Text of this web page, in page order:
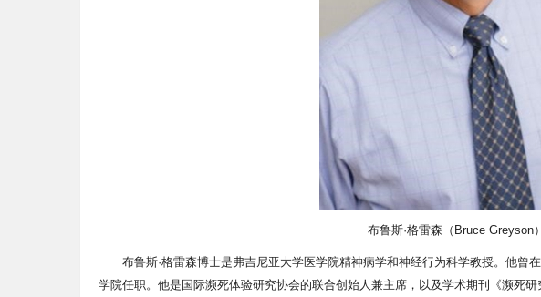
布鲁斯·格雷森（Bruce Greyson）
布鲁斯·格雷森博士是弗吉尼亚大学医学院精神病学和神经行为科学教授。他曾
学院任职。他是国际濒死体验研究协会的联合创始人兼主席，以及学术期刊《濒死